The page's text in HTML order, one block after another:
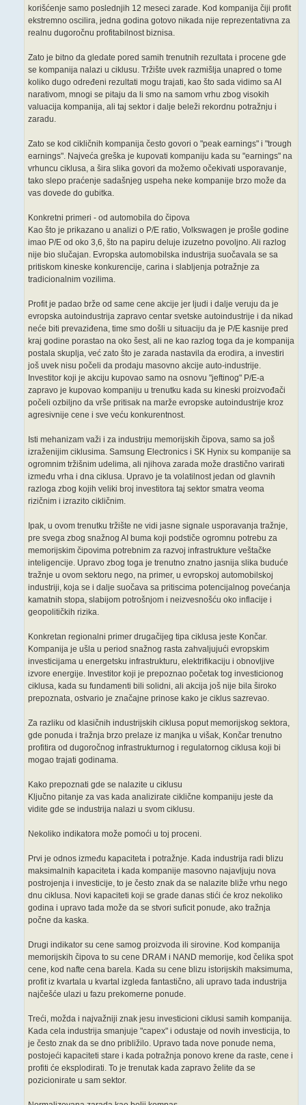
korišćenje samo poslednjih 12 meseci zarade. Kod kompanija čiji profit
ekstremno oscilira, jedna godina gotovo nikada nije reprezentativna za
realnu dugoročnu profitabilnost biznisa.
Zato je bitno da gledate pored samih trenutnih rezultata i procene gde
se kompanija nalazi u ciklusu. Tržište uvek razmišlja unapred o tome
koliko dugo određeni rezultati mogu trajati, kao što sada vidimo sa AI
narativom, mnogi se pitaju da li smo na samom vrhu zbog visokih
valuacija kompanija, ali taj sektor i dalje beleži rekordnu potražnju i
zaradu.
Zato se kod cikličnih kompanija često govori o "peak earnings" i "trough
earnings". Najveća greška je kupovati kompaniju kada su "earnings" na
vrhuncu ciklusa, a šira slika govori da možemo očekivati usporavanje,
tako slepo praćenje sadašnjeg uspeha neke kompanije brzo može da
vas dovede do gubitka.
Konkretni primeri - od automobila do čipova
Kao što je prikazano u analizi o P/E ratio, Volkswagen je prošle godine
imao P/E od oko 3,6, što na papiru deluje izuzetno povoljno. Ali razlog
nije bio slučajan. Evropska automobilska industrija suočavala se sa
pritiskom kineske konkurencije, carina i slabljenja potražnje za
tradicionalnim vozilima.
Profit je padao brže od same cene akcije jer ljudi i dalje veruju da je
evropska autoindustrija zapravo centar svetske autoindustrije i da nikad
neće biti prevaziđena, time smo došli u situaciju da je P/E kasnije pred
kraj godine porastao na oko šest, ali ne kao razlog toga da je kompanija
postala skuplja, već zato što je zarada nastavila da erodira, a investiri
još uvek nisu počeli da prodaju masovno akcije auto-industrije.
Investitor koji je akciju kupovao samo na osnovu "jeftinog" P/E-a
zapravo je kupovao kompaniju u trenutku kada su kineski proizvođači
počeli ozbiljno da vrše pritisak na marže evropske autoindustrije kroz
agresivnije cene i sve veću konkurentnost.
Isti mehanizam važi i za industriju memorijskih čipova, samo sa još
izraženijim ciklusima. Samsung Electronics i SK Hynix su kompanije sa
ogromnim tržišnim udelima, ali njihova zarada može drastično varirati
između vrha i dna ciklusa. Upravo je ta volatilnost jedan od glavnih
razloga zbog kojih veliki broj investitora taj sektor smatra veoma
rizičnim i izrazito cikličnim.
Ipak, u ovom trenutku tržište ne vidi jasne signale usporavanja tražnje,
pre svega zbog snažnog AI buma koji podstiče ogromnu potrebu za
memorijskim čipovima potrebnim za razvoj infrastrukture veštačke
inteligencije. Upravo zbog toga je trenutno znatno jasnija slika buduće
tražnje u ovom sektoru nego, na primer, u evropskoj automobilskoj
industriji, koja se i dalje suočava sa pritiscima potencijalnog povećanja
kamatnih stopa, slabijom potrošnjom i neizvesnošću oko inflacije i
geopolitičkih rizika.
Konkretan regionalni primer drugačijeg tipa ciklusa jeste Končar.
Kompanija je ušla u period snažnog rasta zahvaljujući evropskim
investicijama u energetsku infrastrukturu, elektrifikaciju i obnovljive
izvore energije. Investitor koji je prepoznao početak tog investicionog
ciklusa, kada su fundamenti bili solidni, ali akcija još nije bila široko
prepoznata, ostvario je značajne prinose kako je ciklus sazrevao.
Za razliku od klasičnih industrijskih ciklusa poput memorijskog sektora,
gde ponuda i tražnja brzo prelaze iz manjka u višak, Končar trenutno
profitira od dugoročnog infrastrukturnog i regulatornog ciklusa koji bi
mogao trajati godinama.
Kako prepoznati gde se nalazite u ciklusu
Ključno pitanje za vas kada analizirate ciklične kompaniju jeste da
vidite gde se industrija nalazi u svom ciklusu.
Nekoliko indikatora može pomoći u toj proceni.
Prvi je odnos između kapaciteta i potražnje. Kada industrija radi blizu
maksimalnih kapaciteta i kada kompanije masovno najavljuju nova
postrojenja i investicije, to je često znak da se nalazite bliže vrhu nego
dnu ciklusa. Novi kapaciteti koji se grade danas stići će kroz nekoliko
godina i upravo tada može da se stvori suficit ponude, ako tražnja
počne da kaska.
Drugi indikator su cene samog proizvoda ili sirovine. Kod kompanija
memorijskih čipova to su cene DRAM i NAND memorije, kod čelika spot
cene, kod nafte cena barela. Kada su cene blizu istorijskih maksimuma,
profit iz kvartala u kvartal izgleda fantastično, ali upravo tada industrija
najčešće ulazi u fazu prekomerne ponude.
Treći, možda i najvažniji znak jesu investicioni ciklusi samih kompanija.
Kada cela industrija smanjuje "capex" i odustaje od novih investicija, to
je često znak da se dno približilo. Upravo tada nove ponude nema,
postojeći kapaciteti stare i kada potražnja ponovo krene da raste, cene i
profiti će eksplodirati. To je trenutak kada zapravo želite da se
pozicionirate u sam sektor.